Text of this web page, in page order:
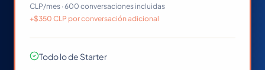
CLP/mes · 600 conversaciones incluidas
+$350 CLP por conversación adicional
Todo lo de Starter